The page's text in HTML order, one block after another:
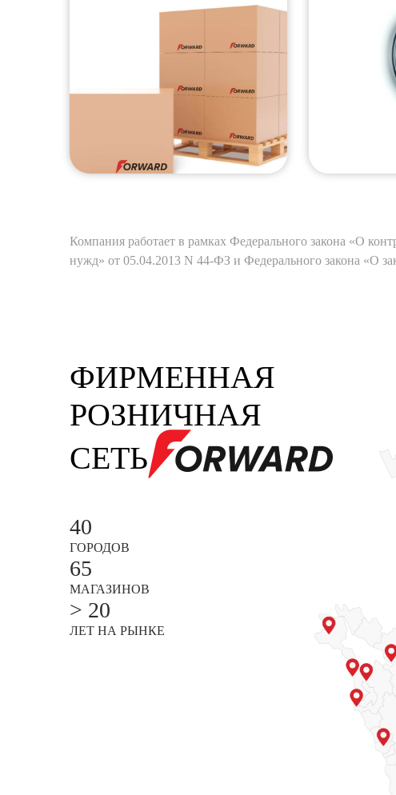
Компания работает в рамках Федерального закона «О
нужд» от 05.04.2013 N 44-ФЗ и Федерального закона «О
ФИРМЕННАЯ
РОЗНИЧНАЯ
СЕТЬ
40
ГОРОДОВ
65
МАГАЗИНОВ
> 20
ЛЕТ НА РЫНКЕ